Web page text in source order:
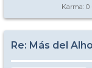
Karma: 0
Re: Más del